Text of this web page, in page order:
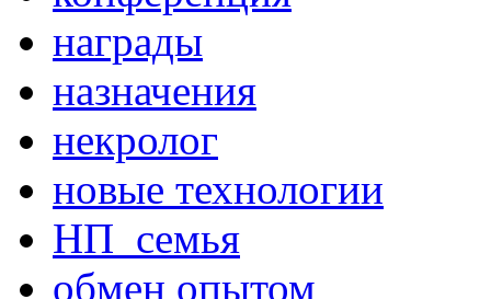
награды
назначения
некролог
новые технологии
НП_семья
обмен опытом